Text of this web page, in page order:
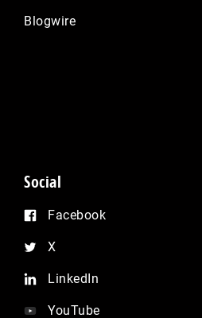
Blogwire
Social
Facebook
X
LinkedIn
YouTube